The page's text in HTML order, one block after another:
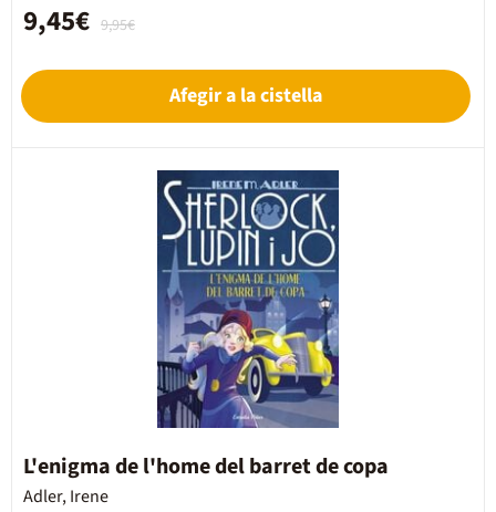
9,95€
9,45€
Afegir a la cistella
L'enigma de l'home del barret de copa
Adler, Irene